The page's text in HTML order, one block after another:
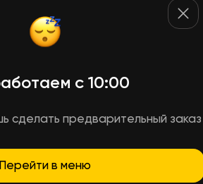
с 10:00
сделать предварительный заказ
Перейти в меню